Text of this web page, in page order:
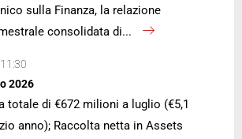
sulla Finanza, la relazione
consolidata di...
2026
totale di €672 milioni a luglio (€5,1
anno); Raccolta netta in Assets